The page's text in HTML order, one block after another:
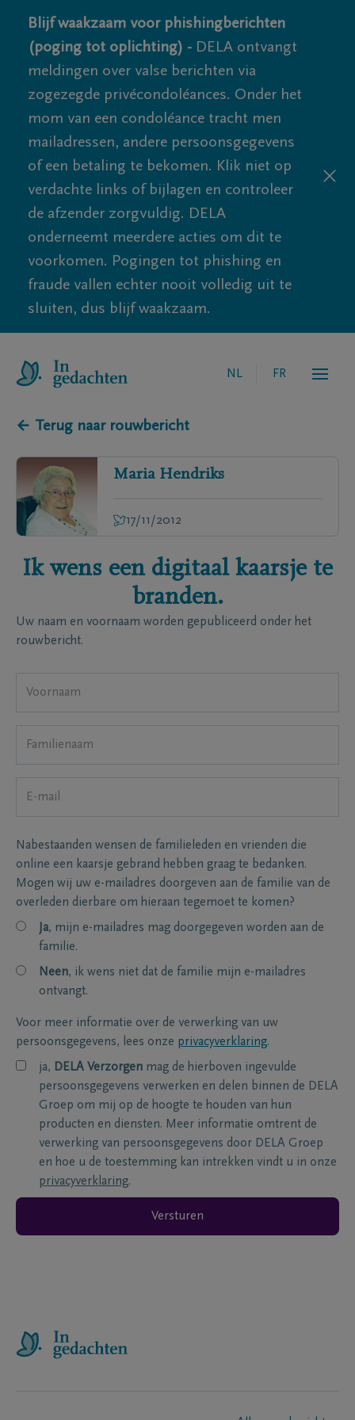
Blijf waakzaam voor phishingberichten
(poging tot oplichting) - DELA ontvangt
meldingen over valse berichten via
zogezegde privécondoléances. Onder het
mom van een condoléance tracht men
mailadressen, andere persoonsgegevens
of een betaling te bekomen. Klik niet op
verdachte links of bijlagen en controleer
de afzender zorgvuldig. DELA
onderneemt meerdere acties om dit te
voorkomen. Pogingen tot phishing en
fraude vallen echter nooit volledig uit te
sluiten, dus blijf waakzaam.
NL FR
← Terug naar rouwbericht
Maria Hendriks
17/11/2012
Ik wens een digitaal kaarsje te
branden.
Uw naam en voornaam worden gepubliceerd onder het
rouwbericht.
Nabestaanden wensen de familieleden en vrienden die
online een kaarsje gebrand hebben graag te bedanken.
Mogen wij uw e-mailadres doorgeven aan de familie van de
overleden dierbare om hieraan tegemoet te komen?
Ja, mijn e-mailadres mag doorgegeven worden aan de
familie.
Neen, ik wens niet dat de familie mijn e-mailadres
ontvangt.
Voor meer informatie over de verwerking van uw
persoonsgegevens, lees onze privacyverklaring.
ja, DELA Verzorgen mag de hierboven ingevulde
persoonsgegevens verwerken en delen binnen de DELA
Groep om mij op de hoogte te houden van hun
producten en diensten. Meer informatie omtrent de
verwerking van persoonsgegevens door DELA Groep
en hoe u de toestemming kan intrekken vindt u in onze
privacyverklaring.
Versturen